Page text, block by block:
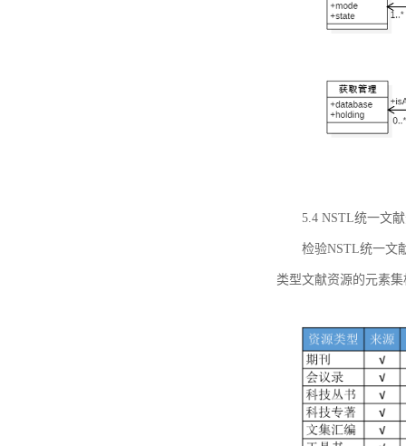
5.4 NSTL统一文
检验NSTL统一文
类型文献资源的元素